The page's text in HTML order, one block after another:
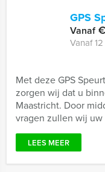
GPS
Vanaf
Vanaf
Met deze GPS
zorgen wij dat u
Maastricht. Door
vragen zullen wij uw
LEES MEER